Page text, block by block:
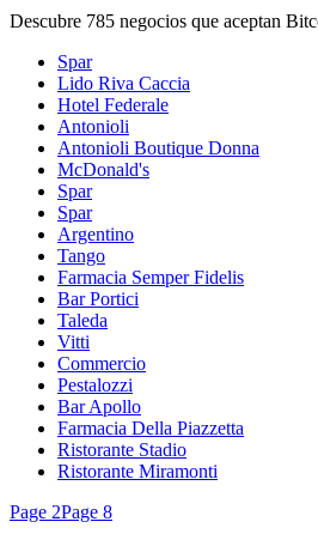
Descubre 785 negocios que aceptan
Spar
Lido Riva Caccia
Hotel Federale
Antonioli
Antonioli Boutique Donna
McDonald's
Spar
Spar
Argentino
Tango
Farmacia Semper Fidelis
Bar Portici
Taleda
Vitti
Commercio
Pestalozzi
Bar Apollo
Farmacia Della Piazzetta
Ristorante Stadio
Ristorante Miramonti
Page 2Page 8